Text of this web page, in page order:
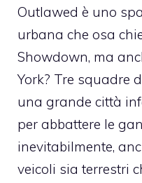
Outlawed è uno
urbana che osa
Showdown, ma
York? Tre squadre
una grande città
per abbattere le
inevitabilmente,
veicoli sia terrestri